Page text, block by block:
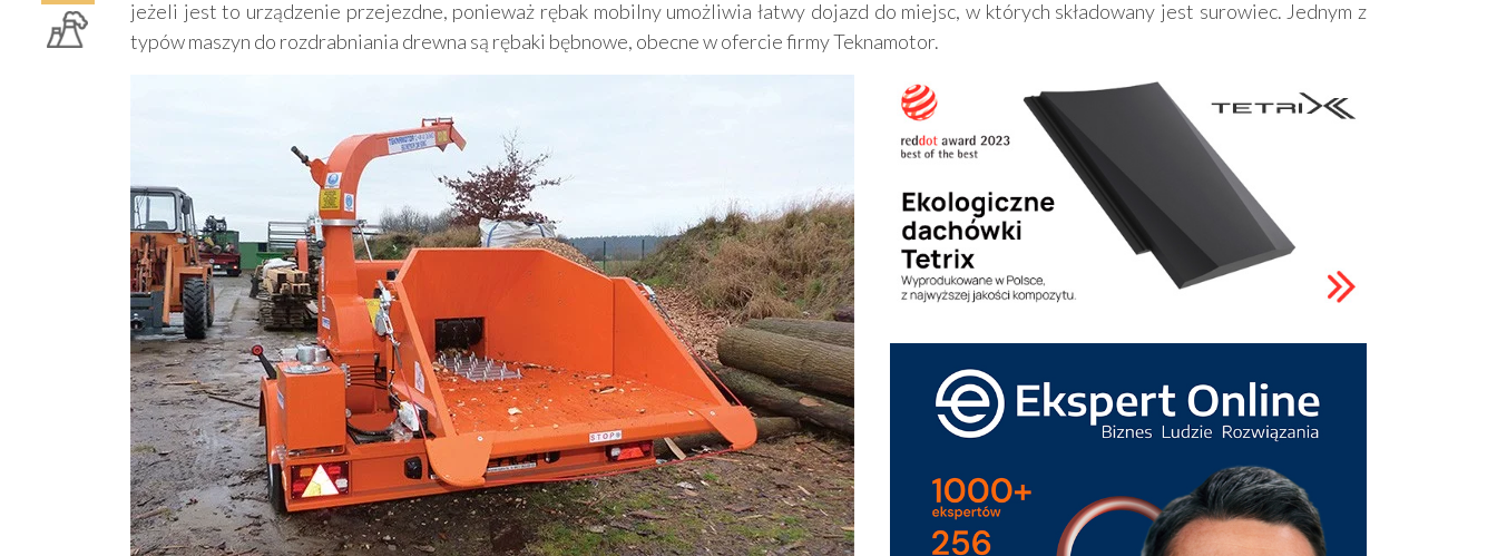
jeżeli jest to urządzenie przejezdne, ponieważ rębak mobilny umożliwia łatwy dojazd do miejsc, w których składowany jest surowiec. Jednym z
typów maszyn do rozdrabniania drewna są rębaki bębnowe, obecne w ofercie firmy Teknamotor.